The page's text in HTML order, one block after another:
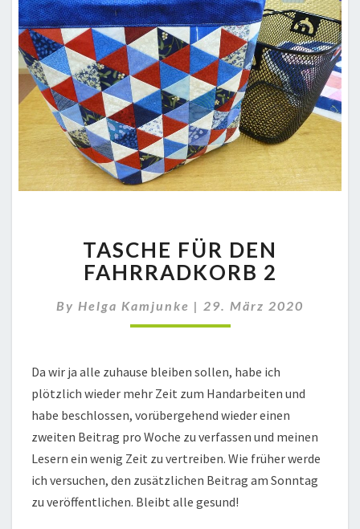
FÜR
DEN
FAHRRADKORB
2
TASCHE FÜR DEN
FAHRRADKORB 2
By Helga Kamjunke | 29. März 2020
Da wir ja alle zuhause bleiben sollen, habe ich
plötzlich wieder mehr Zeit zum Handarbeiten und
habe beschlossen, vorübergehend wieder einen
zweiten Beitrag pro Woche zu verfassen und meinen
Lesern ein wenig Zeit zu vertreiben. Wie früher werde
ich versuchen, den zusätzlichen Beitrag am Sonntag
zu veröffentlichen. Bleibt alle gesund!